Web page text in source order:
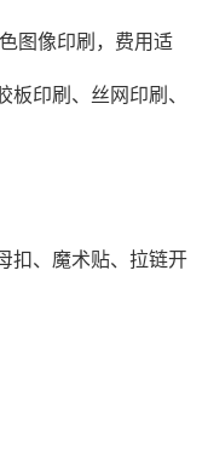
图像印刷，费用适
印刷、丝网印刷、
扣、魔术贴、拉链开